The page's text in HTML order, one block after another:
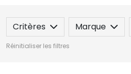
Critères Marque
Réinitialiser les filtres